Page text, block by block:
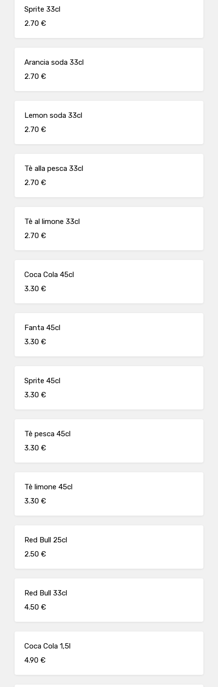
Sprite 33cl
2.70 €
Arancia soda 33cl
2.70 €
Lemon soda 33cl
2.70 €
Tè alla pesca 33cl
2.70 €
Tè al limone 33cl
2.70 €
Coca Cola 45cl
3.30 €
Fanta 45cl
3.30 €
Sprite 45cl
3.30 €
Tè pesca 45cl
3.30 €
Tè limone 45cl
3.30 €
Red Bull 25cl
2.50 €
Red Bull 33cl
4.50 €
Coca Cola 1,5l
4.90 €